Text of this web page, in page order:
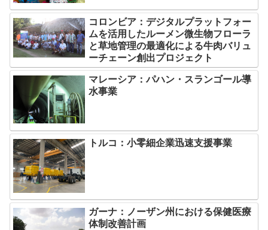
コロンビア：デジタルプラットフォー
ムを活用したルーメン微生物フローラ
と草地管理の最適化による牛肉バリュ
ーチェーン創出プロジェクト
マレーシア：パハン・スランゴール導
水事業
トルコ：小零細企業迅速支援事業
ガーナ：ノーザン州における保健医療
体制改善計画